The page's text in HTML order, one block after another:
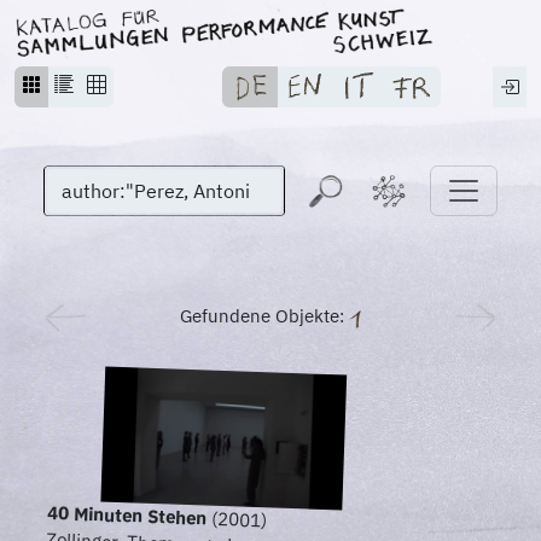
Gefundene Objekte:
40 Minuten Stehen(2001)